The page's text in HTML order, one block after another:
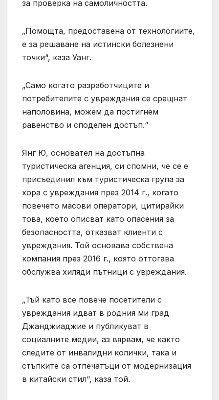
за проверка на самоличността.
„Помощта, предоставена от технологиите,
е за решаване на истински болезнени
точки“, каза Уанг.
„Само когато разработчиците и
потребителите с увреждания се срещнат
наполовина, можем да постигнем
равенство и споделен достъп.“
Янг Ю, основател на достъпна
туристическа агенция, си спомни, че се е
присъединил към туристическа група за
хора с увреждания през 2014 г., когато
повечето масови оператори, цитирайки
това, което описват като опасения за
безопасността, отказват клиенти с
увреждания. Той основава собствена
компания през 2016 г., която оттогава
обслужва хиляди пътници с увреждания.
„Тъй като все повече посетители с
увреждания идват в родния ми град
Джанджиаджие и публикуват в
социалните медии, аз вярвам, че както
следите от инвалидни колички, така и
стъпките са отпечатъци от модернизация
в китайски стил“, каза той.